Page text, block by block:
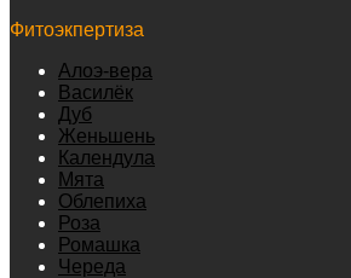
Фитоэкпертиза
Алоэ-вера
Василёк
Дуб
Женьшень
Календула
Мята
Облепиха
Роза
Ромашка
Череда